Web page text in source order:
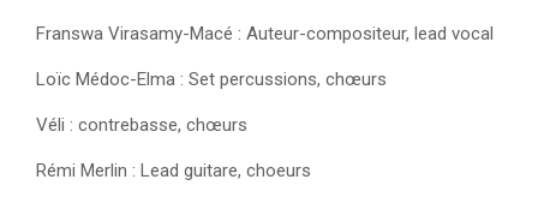
Franswa Virasamy-Macé : Auteur-compositeur, lead vocal
Loïc Médoc-Elma : Set percussions, chœurs
Véli : contrebasse, chœurs
Rémi Merlin : Lead guitare, choeurs